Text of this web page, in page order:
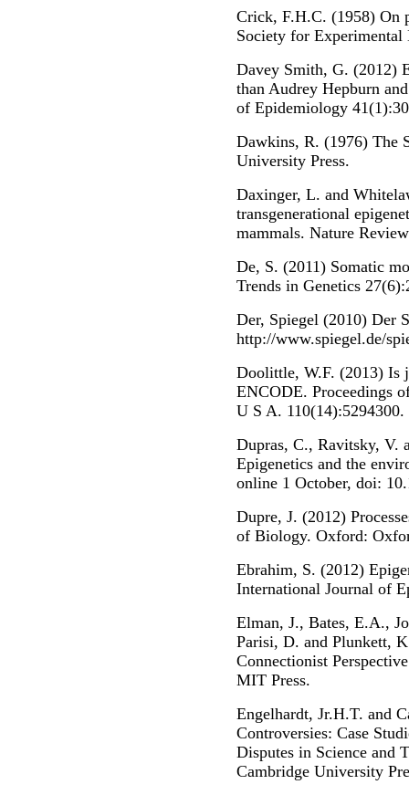
Crick, F.H.C. (1958) On
Society for
Davey Smith, G. (2012)
than Audrey Hepburn
of Epidemiology
Dawkins, R. (1976) The
University Press.
Daxinger, L. and
transgenerational
mammals. Nature
De, S. (2011) Somatic
Trends in Genetics
Der, Spiegel (2010) Der
http://www.spiegel.de/
Doolittle, W.F. (2013) Is
ENCODE. Proceedings
U S A. 110(14):5294300.
Dupras, C., Ravitsky, V.
Epigenetics and the
online 1 October, doi:
Dupre, J. (2012)
of Biology. Oxford:
Ebrahim, S. (2012)
International Journal of
Elman, J., Bates, E.A.,
Parisi, D. and Plunkett,
Connectionist
MIT Press.
Engelhardt, Jr.H.T. and
Controversies: Case
Disputes in Science and
Cambridge University